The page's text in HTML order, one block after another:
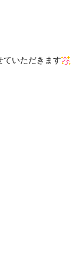
ていただきます